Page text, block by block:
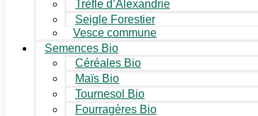
Trèfle d’Alexandrie
Seigle Forestier
Vesce commune
Semences Bio
Céréales Bio
Maïs Bio
Tournesol Bio
Fourragères Bio